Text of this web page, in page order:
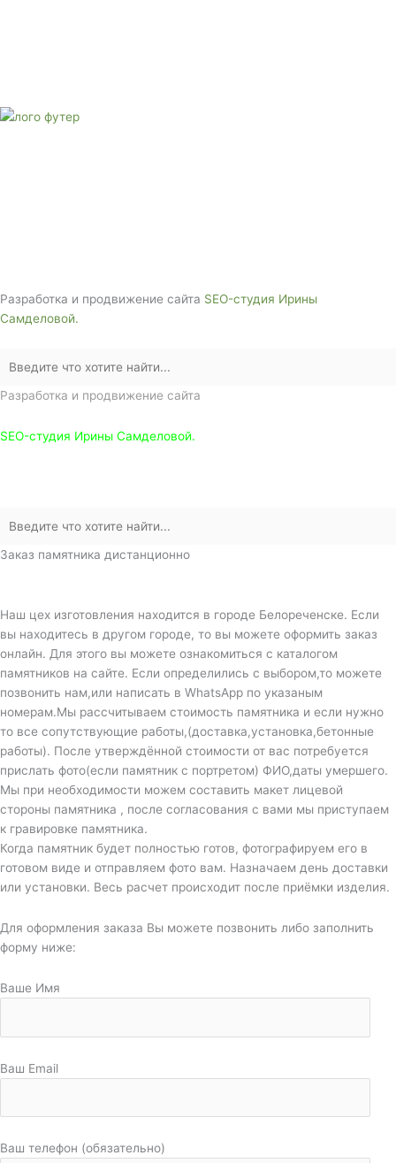
Разработка и продвижение сайта SEO-студия Ирины
Самделовой.
Разработка и продвижение сайта
SEO-студия Ирины Самделовой.
Заказ памятника дистанционно
Наш цех изготовления находится в городе Белореченске. Если
вы находитесь в другом городе, то вы можете оформить заказ
онлайн. Для этого вы можете ознакомиться с каталогом
памятников на сайте. Если определились с выбором,то можете
позвонить нам,или написать в WhatsApp по указаным
номерам.Мы рассчитываем стоимость памятника и если нужно
то все сопутствующие работы,(доставка,установка,бетонные
работы). После утверждённой стоимости от вас потребуется
прислать фото(если памятник с портретом) ФИО,даты умершего.
Мы при необходимости можем составить макет лицевой
стороны памятника , после согласования с вами мы приступаем
к гравировке памятника.
Когда памятник будет полностью готов, фотографируем его в
готовом виде и отправляем фото вам. Назначаем день доставки
или установки. Весь расчет происходит после приёмки изделия.
Для оформления заказа Вы можете позвонить либо заполнить
форму ниже:
Ваше Имя
Ваш Email
Ваш телефон (обязательно)